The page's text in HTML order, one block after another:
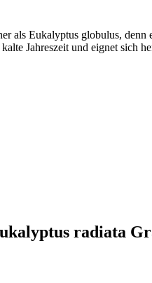
als Eukalyptus globulus,
Jahreszeit und eignet sich
radiata